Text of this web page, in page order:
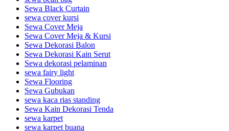
Sewa Black Curtain
sewa cover kursi
Sewa Cover Meja
Sewa Cover Meja & Kursi
Sewa Dekorasi Balon
Sewa Dekorasi Kain Serut
Sewa dekorasi pelaminan
sewa fairy light
Sewa Flooring
Sewa Gubukan
sewa kaca rias standing
Sewa Kain Dekorasi Tenda
sewa karpet
sewa karpet buana